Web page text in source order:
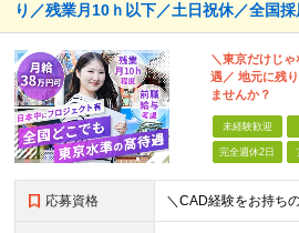
り／残業月10ｈ以下／土日祝休／全国採
＼東京だけじ
遇／ 地元に残
ませんか？
未経験歓迎
完全週休2日
応募資格